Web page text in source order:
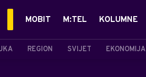
REGION SVIJET EKONOMIJA
MOBIT M:TEL KOLUMNE